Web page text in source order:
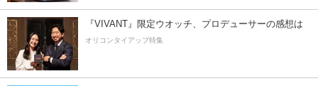
『VIVANT』限定ウオッチ、プロデューサーの感想は
オリコンタイアップ特集